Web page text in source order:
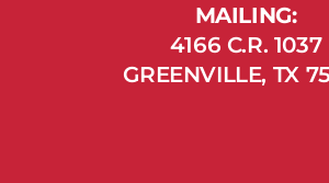
MAILING:
4166 C.R. 1037
GREENVILLE, TX